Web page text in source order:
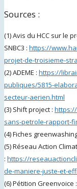
Sources :
(1) Avis du HCC sur le
SNBC3 : https://
projet-de-troisieme-
(2) ADEME : https://
publiques/5815-
secteur-aerien.html
(3) Shift project :
sans-petrole-rapport-
(4) Fiches
(5) Réseau Action Climat
: https://
de-maniere-juste-et-
(6) Pétition Greenvoice :